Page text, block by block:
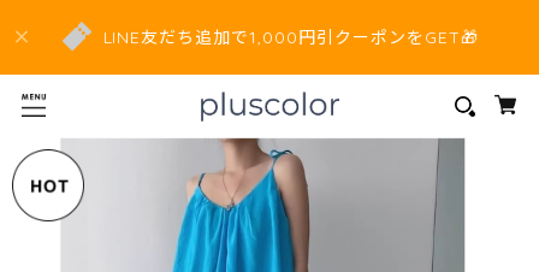
LINE友だち追加で1,000円引クーポンをGET🎁